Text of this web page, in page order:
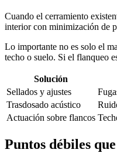
Cuando el cerramiento
interior con minimización de
Lo importante no es solo el
techo o suelo. Si el flanqueo
Solución
Sellados y ajustes
Trasdosado acústico
Actuación sobre flancos
Puntos débiles